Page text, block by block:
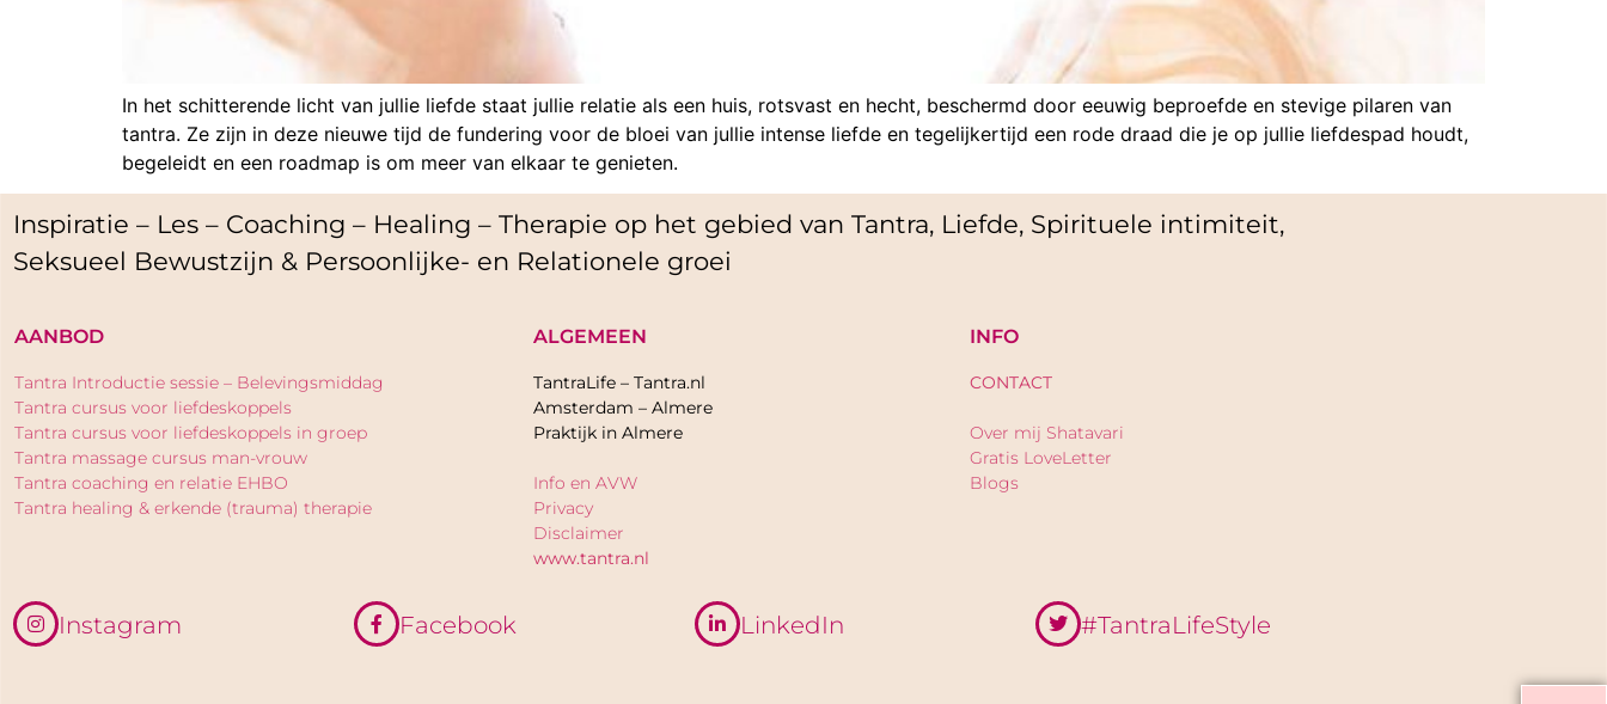
In het schitterende licht van jullie liefde staat jullie relatie als een huis, rotsvast en hecht, beschermd door eeuwig beproefde en stevige pilaren van
tantra. Ze zijn in deze nieuwe tijd de fundering voor de bloei van jullie intense liefde en tegelijkertijd een rode draad die je op jullie liefdespad houdt,
begeleidt en een roadmap is om meer van elkaar te genieten.
Inspiratie – Les – Coaching – Healing – Therapie op het gebied van Tantra, Liefde, Spirituele intimiteit,
Seksueel Bewustzijn & Persoonlijke- en Relationele groei
AANBOD
Tantra Introductie sessie – Belevingsmiddag
Tantra cursus voor liefdeskoppels
Tantra cursus voor liefdeskoppels in groep
Tantra massage cursus man-vrouw
Tantra coaching en relatie EHBO
Tantra healing & erkende (trauma) therapie
ALGEMEEN
TantraLife – Tantra.nl
Amsterdam – Almere
Praktijk in Almere
Info en AVW
Privacy
Disclaimer
www.tantra.nl
INFO
CONTACT
Over mij Shatavari
Gratis LoveLetter
Blogs
Instagram Facebook LinkedIn #TantraLifeStyle